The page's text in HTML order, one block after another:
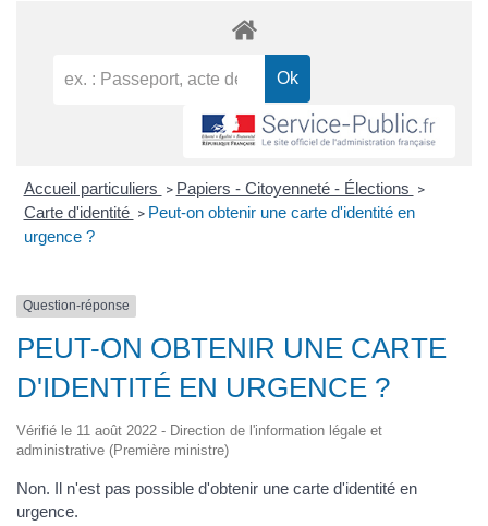
Accueil particuliers > Papiers - Citoyenneté - Élections >
Carte d'identité > Peut-on obtenir une carte d'identité en
urgence ?
Question-réponse
PEUT-ON OBTENIR UNE CARTE
D'IDENTITÉ EN URGENCE ?
Vérifié le 11 août 2022 - Direction de l'information légale et
administrative (Première ministre)
Non. Il n'est pas possible d'obtenir une carte d'identité en
urgence.